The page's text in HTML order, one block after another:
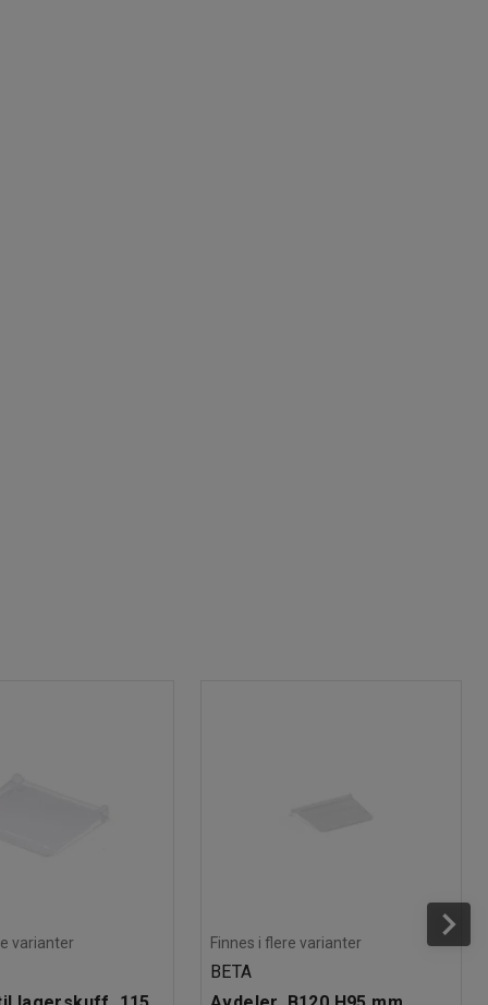
varianter Finnes i flere varianter
BETA